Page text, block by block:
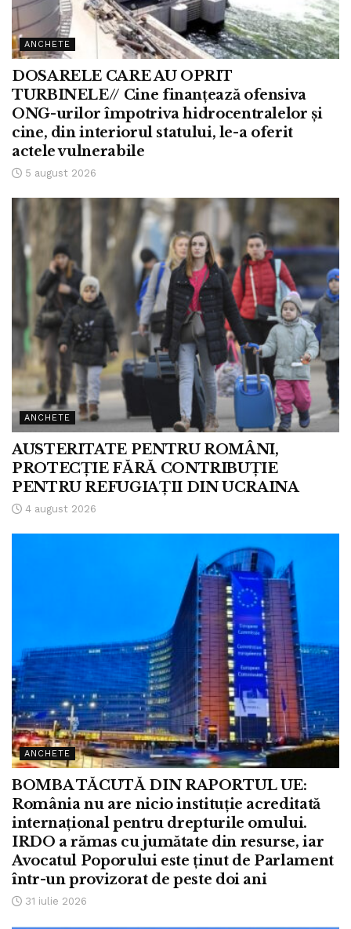
ANCHETE
DOSARELE CARE AU OPRIT
TURBINELE// Cine finanțează ofensiva
ONG-urilor împotriva hidrocentralelor și
cine, din interiorul statului, le-a oferit
actele vulnerabile
5 august 2026
ANCHETE
AUSTERITATE PENTRU ROMÂNI,
PROTECȚIE FĂRĂ CONTRIBUȚIE
PENTRU REFUGIAȚII DIN UCRAINA
4 august 2026
ANCHETE
BOMBA TĂCUTĂ DIN RAPORTUL UE:
România nu are nicio instituție acreditată
internațional pentru drepturile omului.
IRDO a rămas cu jumătate din resurse, iar
Avocatul Poporului este ținut de Parlament
într-un provizorat de peste doi ani
31 iulie 2026